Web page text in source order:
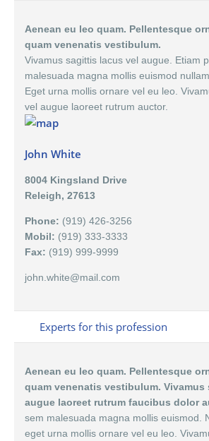
Aenean eu leo quam. Pellentesque
quam venenatis vestibulum.
Vivamus sagittis lacus vel augue. Etiam
malesuada magna mollis euismod nullam.
Eget urna mollis ornare vel eu leo.
vel augue laoreet rutrum auctor.
John White
8004 Kingsland Drive
Releigh, 27613
Phone: (919) 426-3256
Mobil: (919) 333-3333
Fax: (919) 999-9999
john.white@mail.com
Experts for this profession
Aenean eu leo quam. Pellentesque
quam venenatis vestibulum.
augue laoreet rutrum faucibus dolor
sem malesuada magna mollis euismod.
eget urna mollis ornare vel eu leo.